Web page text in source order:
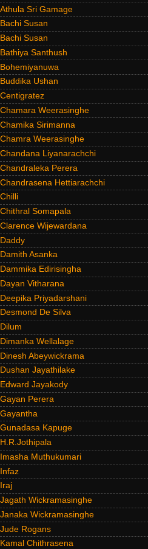
Athula Sri Gamage
Bachi Susan
Bachi Susan
Bathiya Santhush
Bohemiyanuwa
Buddika Ushan
Centigratez
Chamara Weerasinghe
Chamika Sirimanna
Chamra Weerasinghe
Chandana Liyanarachchi
Chandraleka Perera
Chandrasena Hettiarachchi
Chilli
Chithral Somapala
Clarence Wijewardana
Daddy
Damith Asanka
Dammika Edirisingha
Dayan Vitharana
Deepika Priyadarshani
Desmond De Silva
Dilum
Dimanka Wellalage
Dinesh Abeywickrama
Dushan Jayathilake
Edward Jayakody
Gayan Perera
Gayantha
Gunadasa Kapuge
H.R.Jothipala
Imasha Muthukumari
Infaz
Iraj
Jagath Wickramasinghe
Janaka Wickramasinghe
Jude Rogans
Kamal Chithrasena